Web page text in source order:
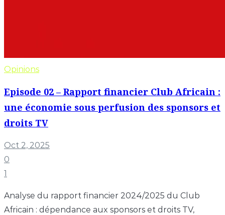
Opinions
Episode 02 – Rapport financier Club Africain :
une économie sous perfusion des sponsors et
droits TV
Oct 2, 2025
0
1
Analyse du rapport financier 2024/2025 du Club
Africain : dépendance aux sponsors et droits TV,